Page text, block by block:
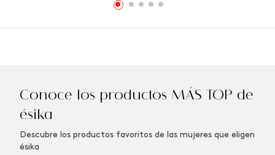
Conoce los productos MÁS TOP de
ésika
Descubre los productos favoritos de las mujeres que eligen
ésika